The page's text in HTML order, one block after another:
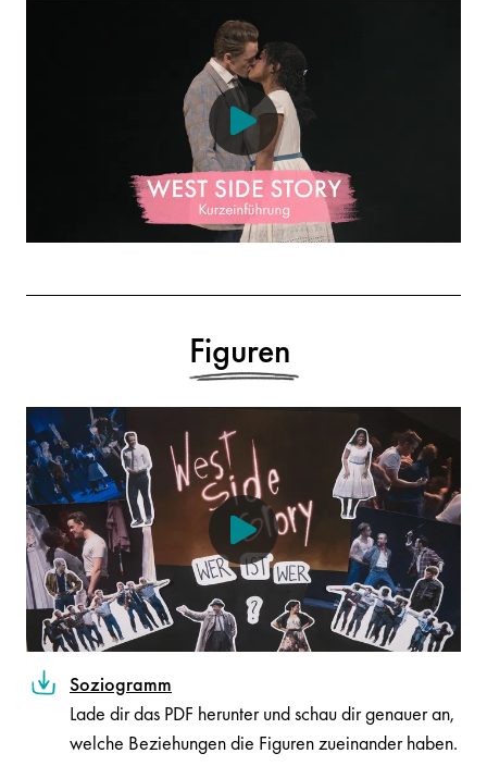
Figuren
Soziogramm
Lade dir das PDF herunter und schau dir genauer an,
welche Beziehungen die Figuren zueinander haben.